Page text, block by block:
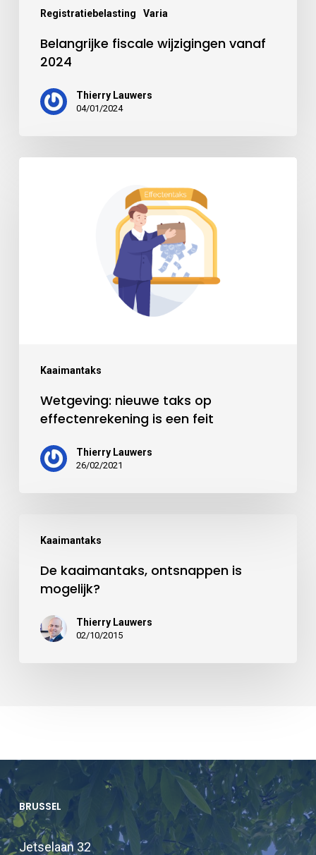
Registratiebelasting Varia
Belangrijke fiscale wijzigingen vanaf
2024
Thierry Lauwers
04/01/2024
Kaaimantaks
Wetgeving: nieuwe taks op
effectenrekening is een feit
Thierry Lauwers
26/02/2021
Kaaimantaks
De kaaimantaks, ontsnappen is
mogelijk?
Thierry Lauwers
02/10/2015
BRUSSEL
Jetselaan 32